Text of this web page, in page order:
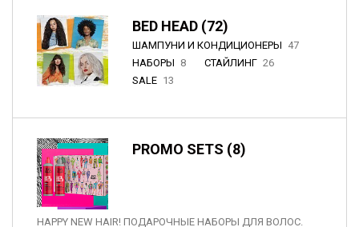
BED HEAD (72)
ШАМПУНИ И КОНДИЦИОНЕРЫ 47
НАБОРЫ 8 СТАЙЛИНГ 26
SALE 13
PROMO SETS (8)
HAPPY NEW HAIR! ПОДАРОЧНЫЕ НАБОРЫ ДЛЯ ВОЛОС.